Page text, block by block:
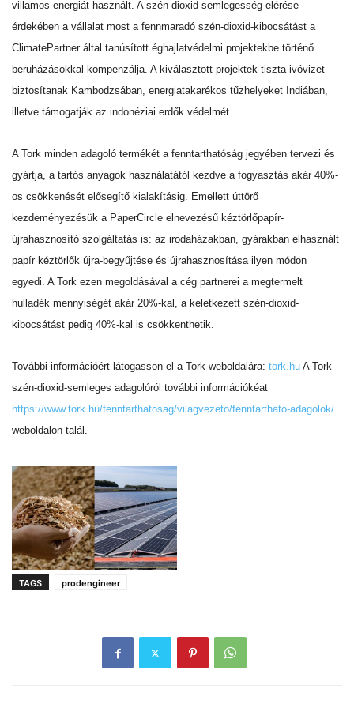
villamos energiát használt. A szén-dioxid-semlegesség elérése
érdekében a vállalat most a fennmaradó szén-dioxid-kibocsátást a
ClimatePartner által tanúsított éghajlatvédelmi projektekbe történő
beruházásokkal kompenzálja. A kiválasztott projektek tiszta ivóvizet
biztosítanak Kambodzsában, energiatakarékos tűzhelyeket Indiában,
illetve támogatják az indonéziai erdők védelmét.
A Tork minden adagoló termékét a fenntarthatóság jegyében tervezi és
gyártja, a tartós anyagok használatától kezdve a fogyasztás akár 40%-
os csökkenését elősegítő kialakításig. Emellett úttörő
kezdeményezésük a PaperCircle elnevezésű kéztörlőpapír-
újrahasznosító szolgáltatás is: az irodaházakban, gyárakban elhasznált
papír kéztörlők újra-begyűjtése és újrahasznosítása ilyen módon
egyedi. A Tork ezen megoldásával a cég partnerei a megtermelt
hulladék mennyiségét akár 20%-kal, a keletkezett szén-dioxid-
kibocsátást pedig 40%-kal is csökkenthetik.
További információért látogasson el a Tork weboldalára: tork.hu A Tork
szén-dioxid-semleges adagolóról további információkéat
https://www.tork.hu/fenntarthatosag/vilagvezeto/fenntarthato-adagolok/
weboldalon talál.
TAGS prodengineer